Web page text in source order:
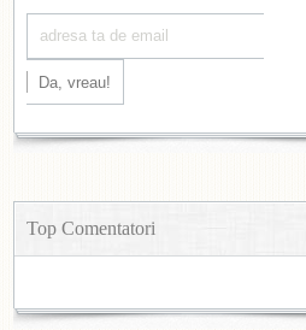
Top Comentatori